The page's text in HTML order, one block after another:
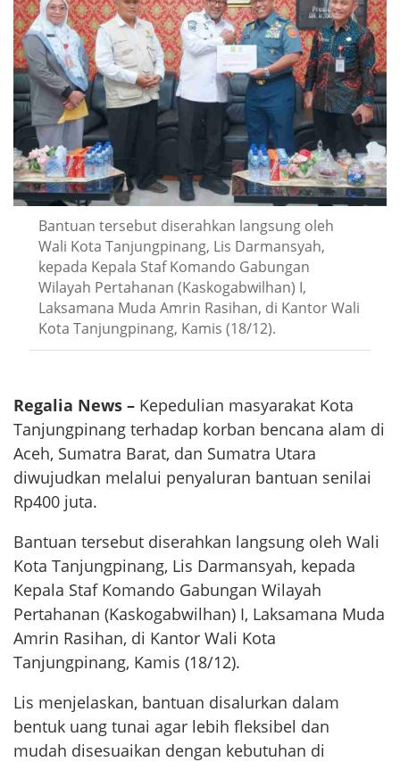
Bantuan tersebut diserahkan langsung oleh
Wali Kota Tanjungpinang, Lis Darmansyah,
kepada Kepala Staf Komando Gabungan
Wilayah Pertahanan (Kaskogabwilhan) I,
Laksamana Muda Amrin Rasihan, di Kantor Wali
Kota Tanjungpinang, Kamis (18/12).
Regalia News – Kepedulian masyarakat Kota
Tanjungpinang terhadap korban bencana alam di
Aceh, Sumatra Barat, dan Sumatra Utara
diwujudkan melalui penyaluran bantuan senilai
Rp400 juta.
Bantuan tersebut diserahkan langsung oleh Wali
Kota Tanjungpinang, Lis Darmansyah, kepada
Kepala Staf Komando Gabungan Wilayah
Pertahanan (Kaskogabwilhan) I, Laksamana Muda
Amrin Rasihan, di Kantor Wali Kota
Tanjungpinang, Kamis (18/12).
Lis menjelaskan, bantuan disalurkan dalam
bentuk uang tunai agar lebih fleksibel dan
mudah disesuaikan dengan kebutuhan di